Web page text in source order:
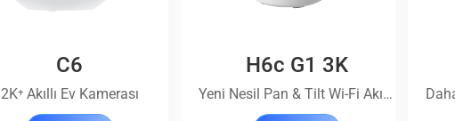
C6
2K⁺ Akıllı Ev Kamerası
H6c G1 3K
Yeni Nesil Pan & Tilt Wi-Fi Akıllı Ev İç Mekan Kamerası